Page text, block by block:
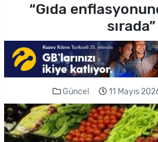
“Gıda
sırada”
Güncel 11 Mayıs